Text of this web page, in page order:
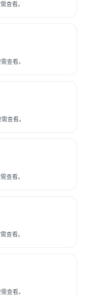
查看。
查看。
查看。
查看。
查看。
查看。